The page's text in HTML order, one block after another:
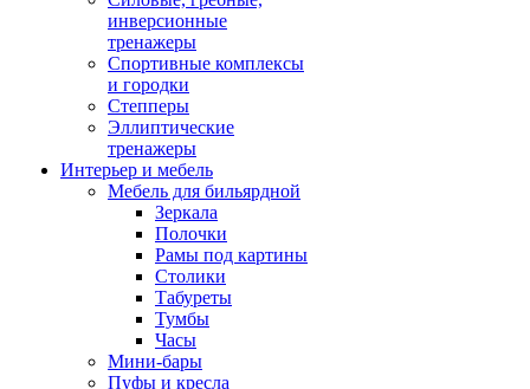
инверсионные
тренажеры
Спортивные комплексы
и городки
Степперы
Эллиптические
тренажеры
Интерьер и мебель
Мебель для бильярдной
Зеркала
Полочки
Рамы под картины
Столики
Табуреты
Тумбы
Часы
Мини-бары
Пуфы и кресла